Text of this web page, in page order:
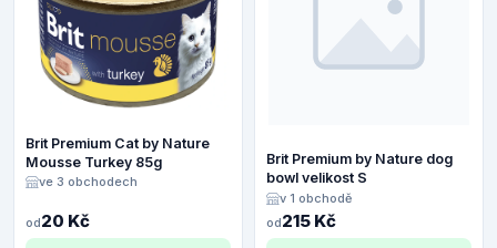
Brit Premium Cat by Nature
Mousse Turkey 85g
ve 3 obchodech
od20 Kč
Brit Premium by Nature dog
bowl velikost S
v 1 obchodě
od215 Kč